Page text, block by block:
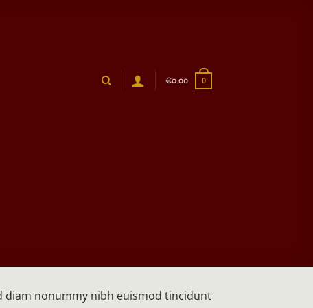
€0,00 0
diam nonummy nibh euismod tincidunt